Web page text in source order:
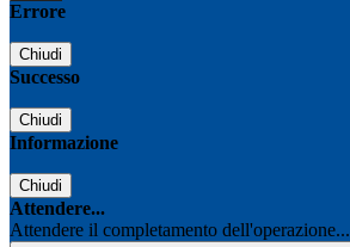
Errore
Chiudi
Successo
Chiudi
Informazione
Chiudi
Attendere...
Attendere il completamento dell'operazione...